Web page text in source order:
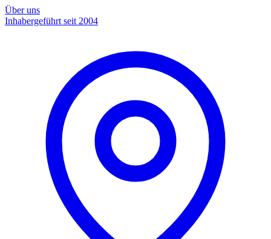
Über uns
Inhabergeführt seit 2004